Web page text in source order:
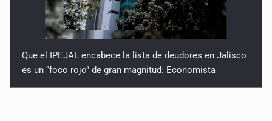
Que el IPEJAL encabece la lista de deudores en Jalisco
es un “foco rojo” de gran magnitud: Economista